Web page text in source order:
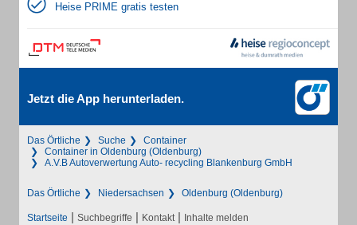
Heise PRIME gratis testen
Jetzt die App herunterladen.
Das Örtliche Suche
Container
Container in Oldenburg (Oldenburg)
A.V.B Autoverwertung Auto- recycling Blankenburg GmbH
Das Örtliche Niedersachsen Oldenburg (Oldenburg)
Startseite | Suchbegriffe | Kontakt | Inhalte melden